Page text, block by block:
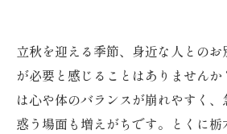
立秋を迎える季節、身近な人との
が必要と感じることはありません
は心や体のバランスが崩れやすく
惑う場面も増えがちです。とくに